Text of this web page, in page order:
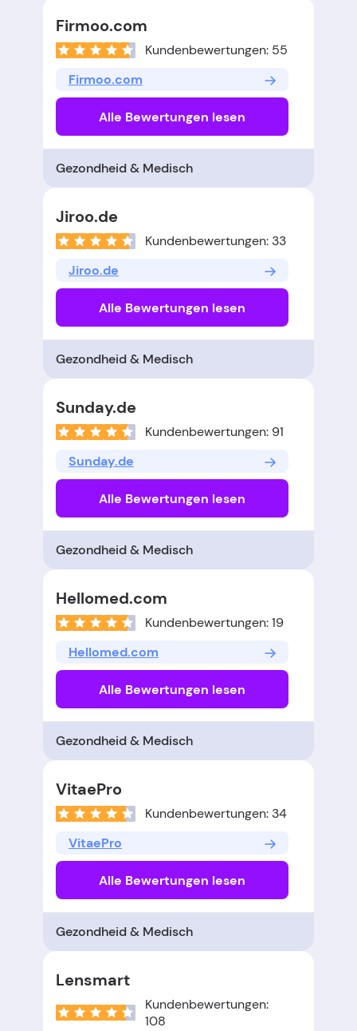
Firmoo.com
Kundenbewertungen: 55
Firmoo.com
Alle Bewertungen lesen
Gezondheid & Medisch
Jiroo.de
Kundenbewertungen: 33
Jiroo.de
Alle Bewertungen lesen
Gezondheid & Medisch
Sunday.de
Kundenbewertungen: 91
Sunday.de
Alle Bewertungen lesen
Gezondheid & Medisch
Hellomed.com
Kundenbewertungen: 19
Hellomed.com
Alle Bewertungen lesen
Gezondheid & Medisch
VitaePro
Kundenbewertungen: 34
VitaePro
Alle Bewertungen lesen
Gezondheid & Medisch
Lensmart
Kundenbewertungen:
108